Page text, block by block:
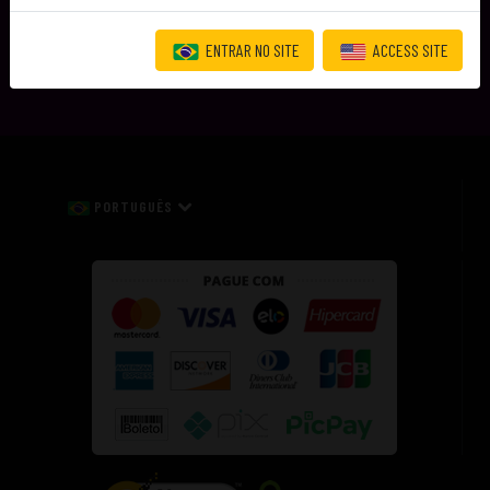
ENTRAR NO SITE ACCESS SITE
PORTUGUÊS